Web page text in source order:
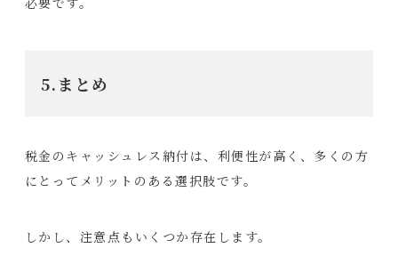
5.まとめ
税金のキャッシュレス納付は、利便性が高く、多くの方
にとってメリットのある選択肢です。
しかし、注意点もいくつか存在します。